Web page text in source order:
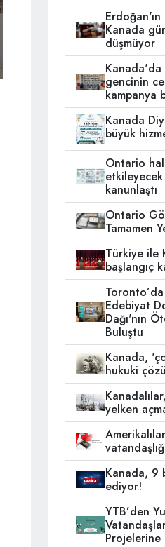
Kanada
düşmüyor
gencinin
kampanya
Kanada
büyük
Ontario
kanunlaştı
Ontario
Tamamen
Türkiye ile
başlangıç
Edebiyat
Dağı'nın
Buluştu
Kanada,
hukuki
yelken
Kanada, 9
ediyor!
YTB’den
Projelerine